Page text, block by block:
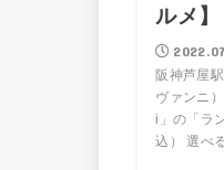
ルメ】
阪神芦屋
ヴァンニ
i」の「ラ
込） 選べ